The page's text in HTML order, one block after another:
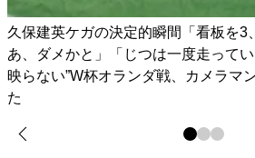
久保建英ケガの決定的瞬間「看板を
あ、ダメかと」「じつは一度走って
映らない”W杯オランダ戦、カメラマ
た